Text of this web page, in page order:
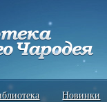
Новинки